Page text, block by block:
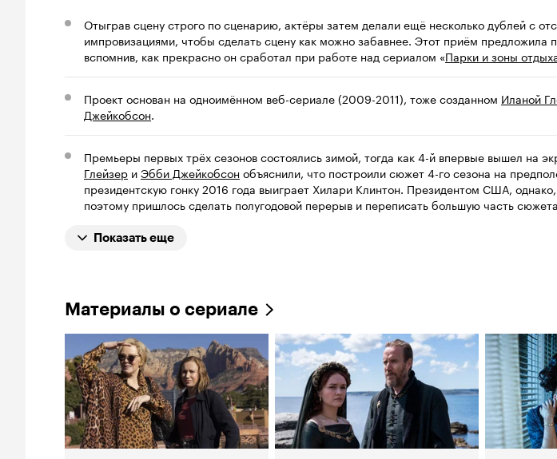
Отыграв сцену строго по сценарию, актёры затем делали ещё несколько дублей с
импровизациями, чтобы сделать сцену как можно забавнее. Этот приём предложила
вспомнив, как прекрасно он сработал при работе над сериалом «Парки и зоны
Проект основан на одноимённом веб-сериале (2009-2011), тоже созданном Иланой
Джейкобсон.
Премьеры первых трёх сезонов состоялись зимой, тогда как 4-й впервые вышел на
Глейзер иЭбби Джейкобсонобъяснили, что построили сюжет 4-го сезона на
президентскую гонку 2016 года выиграет Хилари Клинтон. Президентом США,
поэтому пришлось сделать полугодовой перерыв и переписать большую часть
Показать еще
Материалы о сериале